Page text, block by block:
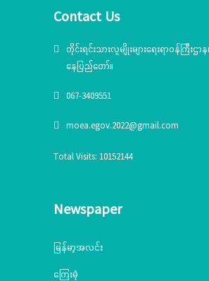
Contact Us
တိုင်းရင်းသားလူမျိုးများရေးရာဝန်ကြီးဌာ
နေပြည်တော်။
067-3409551
moea.egov.2022@gmail.com
Total Visits: 10152144
Newspaper
မြန်မာ့အလင်း
ကြေးမုံ